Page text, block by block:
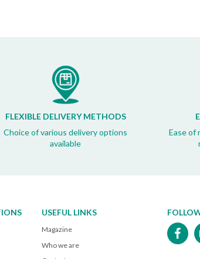
FLEXIBLE DELIVERY METHODS
Choice of various delivery options
available
Ease of
USEFUL LINKS
Magazine
Who we are